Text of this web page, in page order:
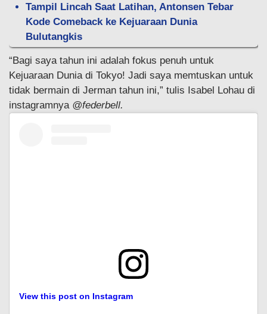
Tampil Lincah Saat Latihan, Antonsen Tebar
Kode Comeback ke Kejuaraan Dunia
Bulutangkis
“Bagi saya tahun ini adalah fokus penuh untuk
Kejuaraan Dunia di Tokyo! Jadi saya memtuskan untuk
tidak bermain di Jerman tahun ini,” tulis Isabel Lohau di
instagramnya @federbell.
View this post on Instagram